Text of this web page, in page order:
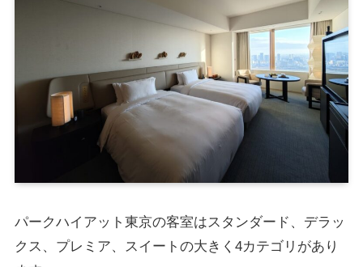
パークハイアット東京の客室はスタンダード、デラッ
クス、プレミア、スイートの大きく4カテゴリがあり